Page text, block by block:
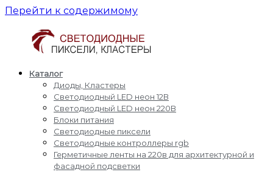
Перейти к содержимому
Светодиодные
пиксели
кластеры
Производство
доставка
светодиодные
пиксели,
кластеры,
светодиодный
Каталог
Диоды, Кластеры
Светодиодный LED неон 12В
Светодиодный LED неон 220В
Блоки питания
Светодиодные пиксели
Светодиодные контроллеры rgb
Герметичные ленты на 220в для архитектурной и
фасадной подсветки